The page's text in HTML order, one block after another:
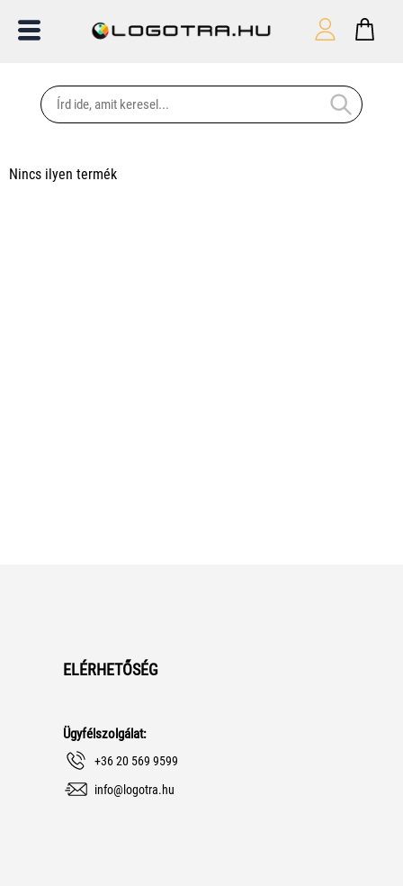
Nincs ilyen termék
ELÉRHETŐSÉG
Ügyfélszolgálat:
+36 20 569 9599
info@logotra.hu